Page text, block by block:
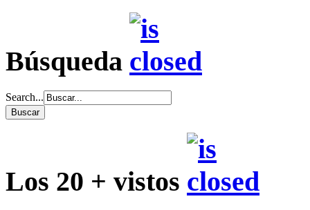
Búsqueda
Search...
Los 20 + vistos